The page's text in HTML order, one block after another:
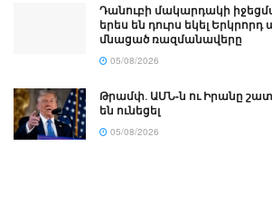
Դանուբի մակարդակի
երես են դուրս եկել
մնացած ռազմանավերը
05/08/2026
Թրամփ․ ԱՄՆ-ն ու Իրանը
են ունեցել
05/08/2026